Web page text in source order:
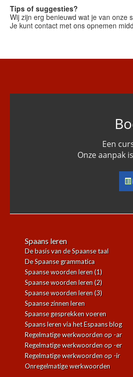
Tips of suggesties?
Wij zijn erg benieuwd wat je van onze
Je kunt contact met ons opnemen
Een
Onze aanpak
Spaans leren
De basis van de Spaanse taal
De Spaanse grammatica
Spaanse woorden leren (1)
Spaanse woorden leren (2)
Spaanse woorden leren (3)
Spaanse zinnen leren
Spaanse gesprekken voeren
Spaans leren via het Espaans blog
Regelmatige werkwoorden op -ar
Regelmatige werkwoorden op -er
Regelmatige werkwoorden op -ir
Onregelmatige werkwoorden